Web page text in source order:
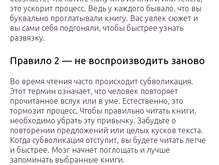
это ускорит процесс. Ведь у каждого бывало, что вы
буквально проглатывали книгу. Вас увлек сюжет и
вы сами себя подгоняли, чтобы быстрее узнать
развязку.
Правило 2 — не воспроизводить заново
Во время чтения часто происходит субволикация.
Этот термин означает, что человек повторяет
прочитанное вслух или в уме. Естественно, это
тормозит процесс. Чтобы правильно читать книги,
необходимо убрать эту привычку. Забудьте о
повторении предложений или целых кусков текста.
Когда субволикация отступит, вы будете читать легче
и быстрее. Мозг начнет поглощать и лучше
запоминать выбранные книги.